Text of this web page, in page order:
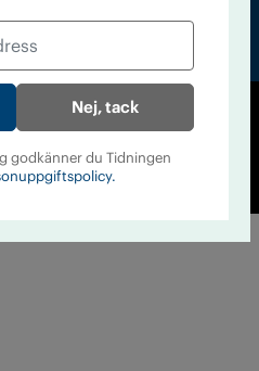
Accent 2026
Personuppgiftspolicy
Nej, tack
godkänner du Tidningen